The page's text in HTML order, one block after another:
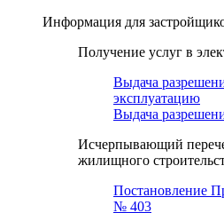
Информация для
Получение услуг в
Выдача
эксплуатацию
Выдача
Исчерпывающий
жилищного
Постановление
№ 403